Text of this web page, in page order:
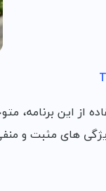
از این برنامه،
های مثبت و